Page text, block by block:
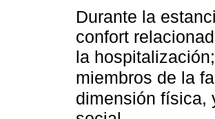
Durante la
confort
la
miembros de la
dimensión física,